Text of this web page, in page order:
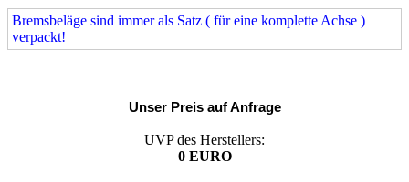
Bremsbeläge sind immer als Satz ( für eine komplette Achse )
verpackt!
Unser Preis auf Anfrage
UVP des Herstellers:
0 EURO